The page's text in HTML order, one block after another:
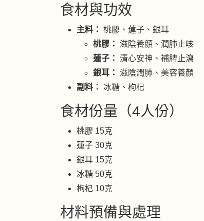
食材與功效
主料： 桃膠、蓮子、銀耳
桃膠： 滋陰養顏、潤肺止咳
蓮子： 清心安神、補脾止瀉
銀耳： 滋陰潤肺、美容養顏
副料： 冰糖、枸杞
食材份量（4人份）
桃膠 15克
蓮子 30克
銀耳 15克
冰糖 50克
枸杞 10克
材料預備與處理